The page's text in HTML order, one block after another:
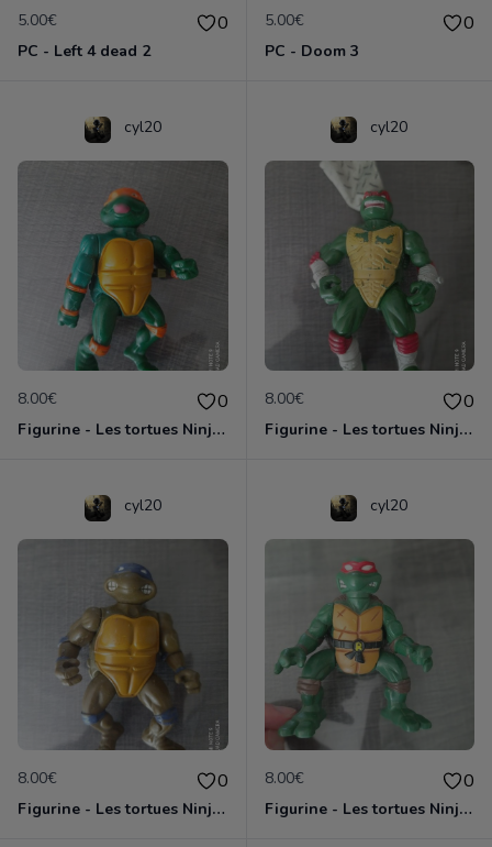
5.00€ 0
PC - Left 4 dead 2
5.00€ 0
PC - Doom 3
cyl20
8.00€ 0
Figurine - Les tortues Ninja - Michaelangelo
cyl20
8.00€ 0
Figurine - Les tortues Ninja - Raphael
cyl20
8.00€ 0
Figurine - Les tortues Ninja - Donatello
cyl20
8.00€ 0
Figurine - Les tortues Ninja - Raphael